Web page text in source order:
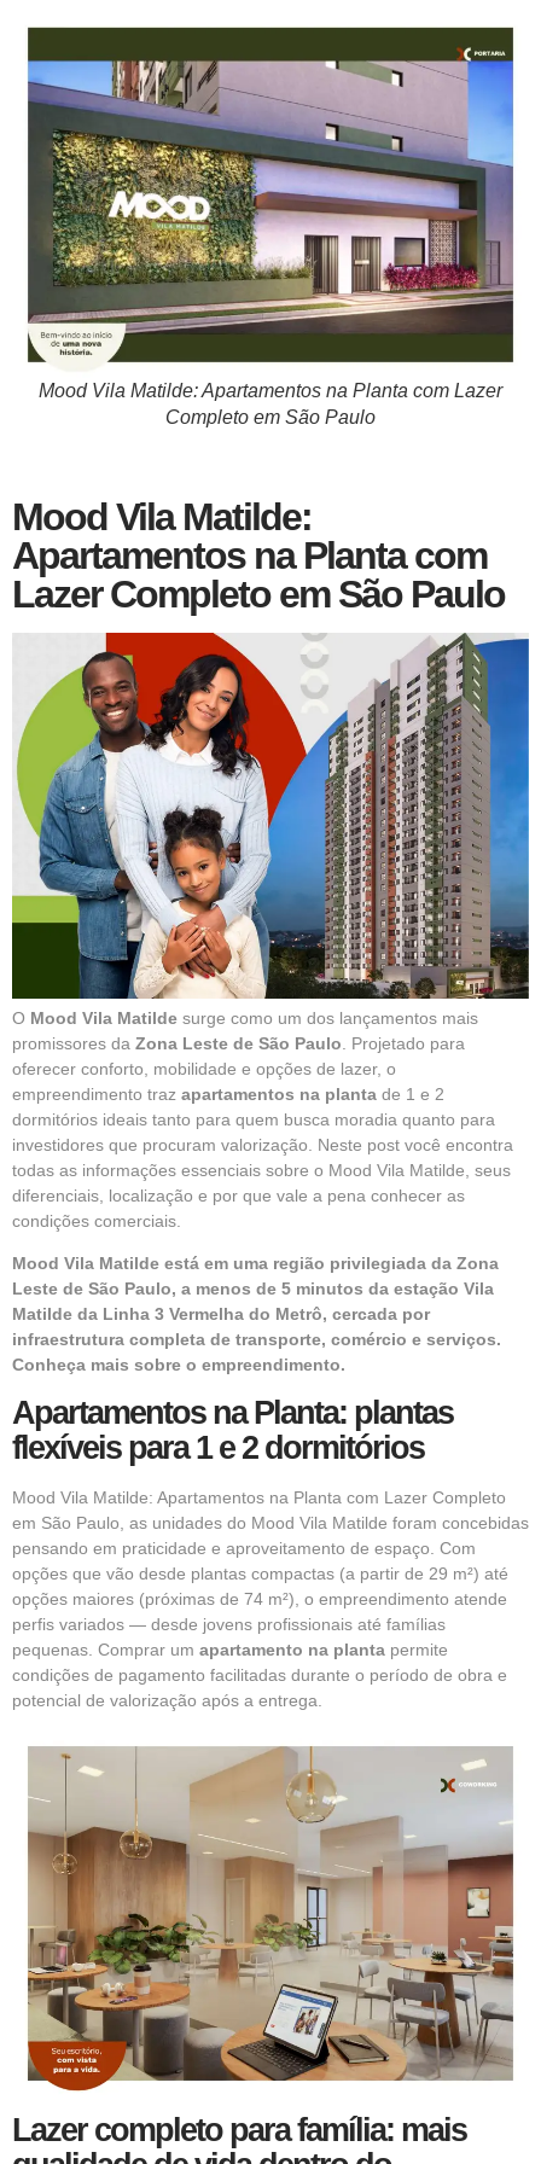
Mood Vila Matilde: Apartamentos na Planta com Lazer
Completo em São Paulo
Mood Vila Matilde:
Apartamentos na Planta com
Lazer Completo em São Paulo
O Mood Vila Matilde surge como um dos lançamentos mais
promissores da Zona Leste de São Paulo . Projetado para
oferecer conforto, mobilidade e opções de lazer, o
empreendimento traz apartamentos na planta de 1 e 2
dormitórios ideais tanto para quem busca moradia quanto para
investidores que procuram valorização. Neste post você encontra
todas as informações essenciais sobre o Mood Vila Matilde, seus
diferenciais, localização e por que vale a pena conhecer as
condições comerciais.
Mood Vila Matilde está em uma região privilegiada da Zona
Leste de São Paulo, a menos de 5 minutos da estação Vila
Matilde da Linha 3 Vermelha do Metrô, cercada por
infraestrutura completa de transporte, comércio e serviços.
Conheça mais sobre o empreendimento.
Apartamentos na Planta: plantas
flexíveis para 1 e 2 dormitórios
Mood Vila Matilde: Apartamentos na Planta com Lazer Completo
em São Paulo, as unidades do Mood Vila Matilde foram concebidas
pensando em praticidade e aproveitamento de espaço. Com
opções que vão desde plantas compactas (a partir de 29 m²) até
opções maiores (próximas de 74 m²), o empreendimento atende
perfis variados — desde jovens profissionais até famílias
pequenas. Comprar um apartamento na planta permite
condições de pagamento facilitadas durante o período de obra e
potencial de valorização após a entrega.
Lazer completo para família: mais